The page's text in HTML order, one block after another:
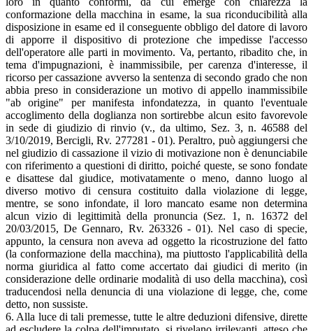
conformazione della macchina in esame, la sua riconducibilità alla
disposizione in esame ed il conseguente obbligo del datore di lavoro
di apporre il dispositivo di protezione che impedisse l'accesso
dell'operatore alle parti in movimento. Va, pertanto, ribadito che, in
tema d'impugnazioni, è inammissibile, per carenza d'interesse, il
ricorso per cassazione avverso la sentenza di secondo grado che non
abbia preso in considerazione un motivo di appello inammissibile
"ab origine" per manifesta infondatezza, in quanto l'eventuale
accoglimento della doglianza non sortirebbe alcun esito favorevole
in sede di giudizio di rinvio (v., da ultimo, Sez. 3, n. 46588 del
3/10/2019, Bercigli, Rv. 277281 - 01). Peraltro, può aggiungersi che
nel giudizio di cassazione il vizio di motivazione non è denunciabile
con riferimento a questioni di diritto, poiché queste, se sono fondate
e disattese dal giudice, motivatamente o meno, danno luogo al
diverso motivo di censura costituito dalla violazione di legge,
mentre, se sono infondate, il loro mancato esame non determina
alcun vizio di legittimità della pronuncia (Sez. 1, n. 16372 del
20/03/2015, De Gennaro, Rv. 263326 - 01). Nel caso di specie,
appunto, la censura non aveva ad oggetto la ricostruzione del fatto
(la conformazione della macchina), ma piuttosto l'applicabilità della
norma giuridica al fatto come accertato dai giudici di merito (in
considerazione delle ordinarie modalità di uso della macchina), così
traducendosi nella denuncia di una violazione di legge, che, come
detto, non sussiste.
6. Alla luce di tali premesse, tutte le altre deduzioni difensive, dirette